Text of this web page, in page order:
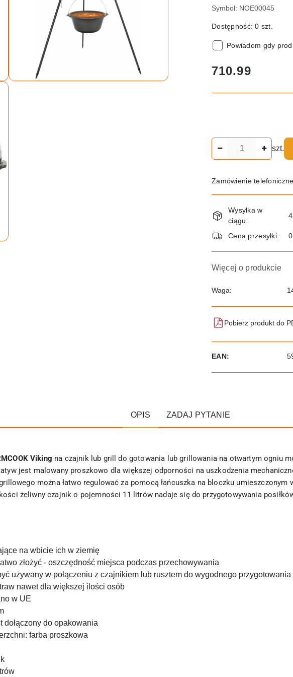
Symbol: NOE00045
Dostępność:0 szt.
Powiadom gdy
cena:
710.99
szt.
Zamówienie
Dostępność
i
dostawa
Wysyłka w
ciągu:
Cena przesyłki: 0
Więcej o produkcie
Waga:
Pobierz produkt do
EAN:
OPIS ZADAJ PYTANIE
Viking na czajnik lub grill do gotowania lub grillowania na otwartym ogniu
jest malowany proszkowo dla większej odporności na uszkodzenia
można łatwo regulować za pomocą łańcuszka na bloczku umieszczonym
żeliwny czajnik o pojemności 11 litrów nadaje się do przygotowywania
na wbicie ich w ziemię
złożyć - oszczędność miejsca podczas przechowywania
używany w połączeniu z czajnikiem lub rusztem do wygodnego
nawet dla większej ilości osób
w UE
dołączony do opakowania
farba proszkowa